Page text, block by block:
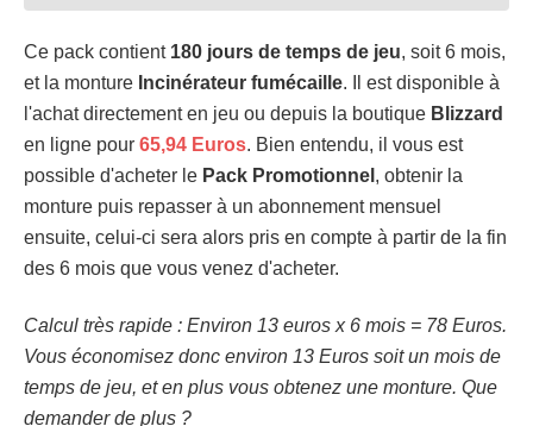
Ce pack contient 180 jours de temps de jeu, soit 6 mois,
et la monture Incinérateur fumécaille. Il est disponible à
l'achat directement en jeu ou depuis la boutique Blizzard
en ligne pour 65,94 Euros. Bien entendu, il vous est
possible d'acheter le Pack Promotionnel , obtenir la
monture puis repasser à un abonnement mensuel
ensuite, celui-ci sera alors pris en compte à partir de la fin
des 6 mois que vous venez d'acheter.
Calcul très rapide : Environ 13 euros x 6 mois = 78 Euros.
Vous économisez donc environ 13 Euros soit un mois de
temps de jeu, et en plus vous obtenez une monture. Que
demander de plus ?